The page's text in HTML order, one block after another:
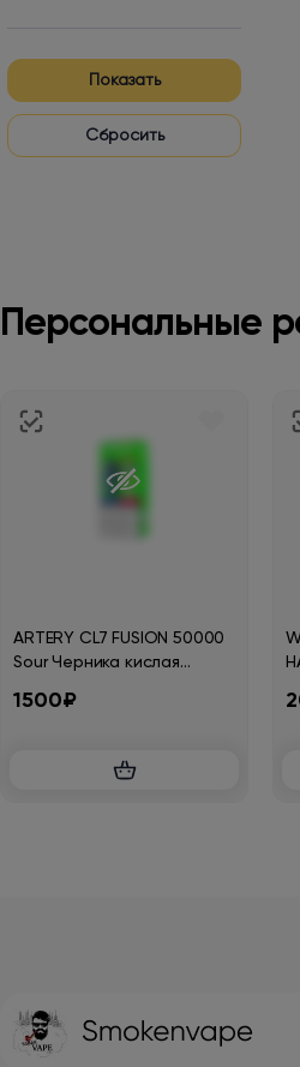
Показать
Персональные
ARTERY CL7 FUSION 50000
Sour Черника кислая
1500₽